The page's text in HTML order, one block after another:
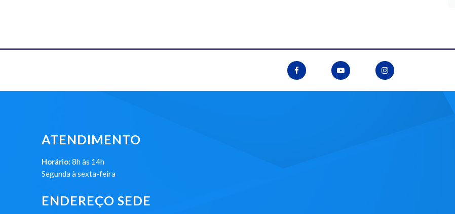
ATENDIMENTO
Horário: 8h às 14h
Segunda à sexta-feira
ENDEREÇO SEDE